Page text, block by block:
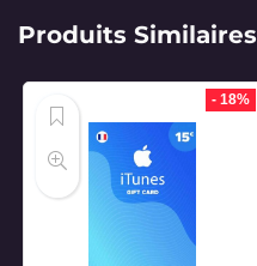
Produits Similaires
- 18%